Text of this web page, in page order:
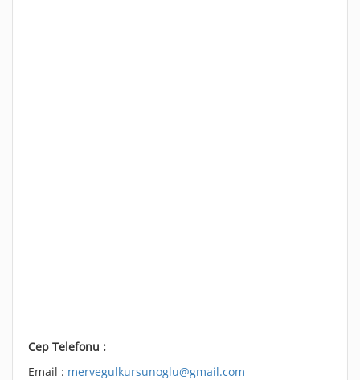
Cep Telefonu :
Email : mervegulkursunoglu@gmail.com